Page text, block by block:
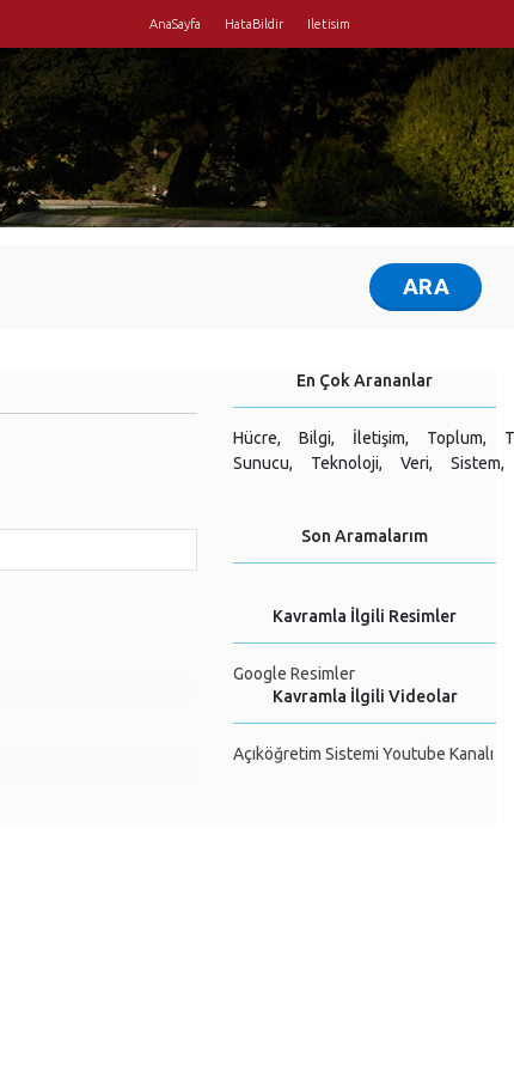
AnaSayfa HataBildir Iletisim
En Çok Arananlar
Hücre, Bilgi, İletişim, Toplum,
Sunucu,
Teknoloji, Veri, Sistem,
Son Aramalarım
Kavramla İlgili Resimler
Google Resimler
Kavramla İlgili Videolar
Açıköğretim Sistemi Youtube Kanalı